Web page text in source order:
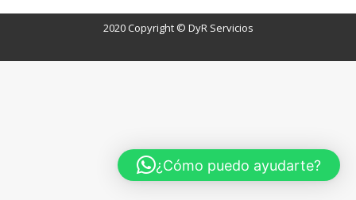
2020 Copyright © DyR Servicios
¿Cómo puedo ayudarte?